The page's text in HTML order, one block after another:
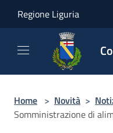
Regione Liguria
Home > Novità >
Somministrazione di